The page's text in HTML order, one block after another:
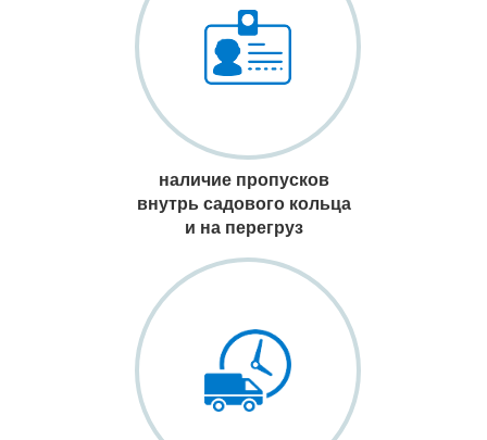
наличие пропусков
внутрь садового кольца
и на перегруз